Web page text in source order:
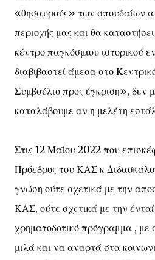
«θησαυρούς» των σπουδαίων
περιοχής μας και θα
κέντρο παγκόσμιου ιστορικού
διαβιβαστεί άμεσα στο
Συμβούλιο προς έγκριση», δεν
καταλάβουμε αν η μελέτη
Στις 12 Μαΐου 2022 που
Πρόεδρος του ΚΑΣ κ
γνώση ούτε σχετικά με την
ΚΑΣ, ούτε σχετικά με την
χρηματοδοτικό πρόγραμμα ,
μιλά και να αναρτά στα